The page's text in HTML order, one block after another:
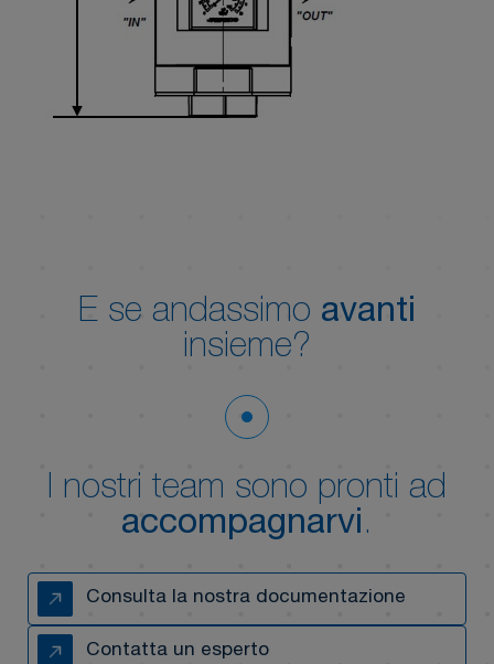
E se andassimo avanti
insieme?
I nostri team sono pronti ad
accompagnarvi.
Consulta la nostra documentazione
Contatta un esperto